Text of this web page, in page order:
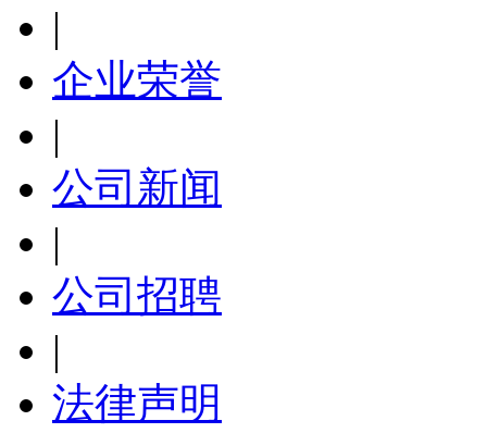
|
企业荣誉
|
公司新闻
|
公司招聘
|
法律声明